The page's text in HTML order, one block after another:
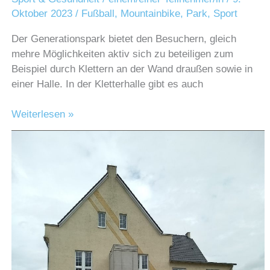
Oktober 2023/ Fußball, Mountainbike, Park, Sport
Der Generationspark bietet den Besuchern, gleich
mehre Möglichkeiten aktiv sich zu beteiligen zum
Beispiel durch Klettern an der Wand draußen sowie in
einer Halle. In der Kletterhalle gibt es auch
Generationspark
in
Weiterlesen »